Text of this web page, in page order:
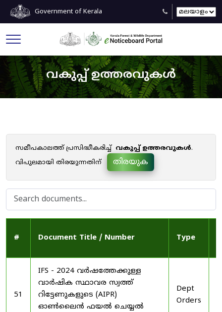
Government of Kerala
വകുപ്പ് ഉത്തരവുകൾ
സമീപകാലത്ത് പ്രസിദ്ധീകരിച്ച് വകുപ്പ് ഉത്തരവുകൾ.
വിപുലമായി തിരയുന്നതിന്
തിരയുക
# Document Title / Number Type
51
IFS - 2024 വർഷത്തേക്കുള്ള
വാർഷിക സ്ഥാവര സ്വത്ത്
റിട്ടേണുകളുടെ (AIPR)
ഓൺലൈൻ ഫയൽ ചെയ്യൽ
Dept
Orders